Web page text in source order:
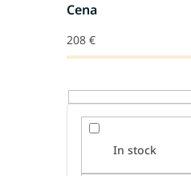
Cena
208 €
In stock